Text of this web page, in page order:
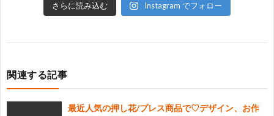
さらに読み込む Instagram でフォロー
関連する記事
最近人気の押し花/プレス商品で♡デザイン、お作